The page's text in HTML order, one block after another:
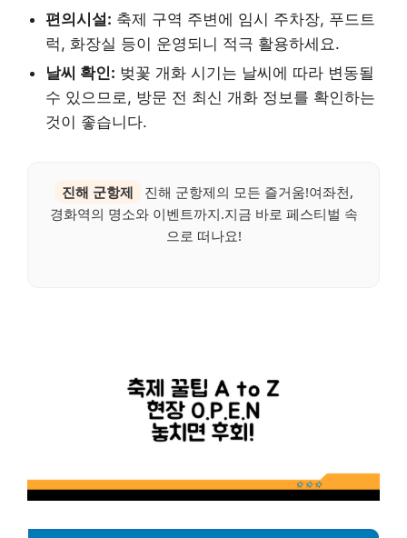
편의시설: 축제 구역 주변에 임시 주차장, 푸드트
럭, 화장실 등이 운영되니 적극 활용하세요.
날씨 확인: 벚꽃 개화 시기는 날씨에 따라 변동될
수 있으므로, 방문 전 최신 개화 정보를 확인하는
것이 좋습니다.
진해 군항제
진해 군항제의 모든 즐거움!여좌천,
경화역의 명소와 이벤트까지.지금 바로 페스티벌 속
으로 떠나요!